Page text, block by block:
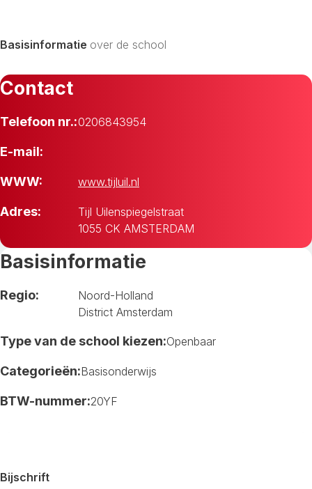
Basisinformatie over de school
Contact
Telefoon nr.:0206843954
E-mail:
WWW: www.tijluil.nl
Adres:
Tijl Uilenspiegelstraat
1055 CK AMSTERDAM
Basisinformatie
Regio:
Noord-Holland
District Amsterdam
Type van de school kiezen:Openbaar
Categorieën:Basisonderwijs
BTW-nummer:20YF
Bijschrift